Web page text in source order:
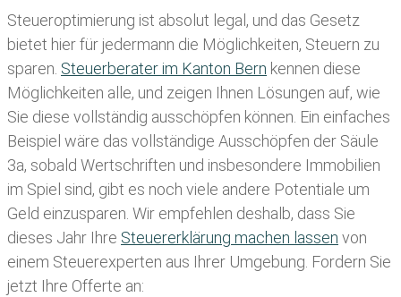
Steueroptimierung ist absolut legal, und das Gesetz
bietet hier für jedermann die Möglichkeiten, Steuern zu
sparen. Steuerberater im K anton Bern kennen diese
Möglichkeiten alle, und zeigen Ihnen Lösungen auf, wie
Sie diese vollständig ausschöpfen können. Ein einfaches
Beispiel wäre das vollständige Ausschöpfen der Säule
3a, sobald Wertschriften und insbesondere Immobilien
im Spiel sind, gibt es noch viele andere Potentiale um
Geld einzusparen. Wir empfehlen deshalb, dass Sie
dieses Jahr Ihre Steuererklärung machen lassen von
einem Steuerexperten aus Ihrer Umgebung. Fordern Sie
jetzt Ihre Offerte an: